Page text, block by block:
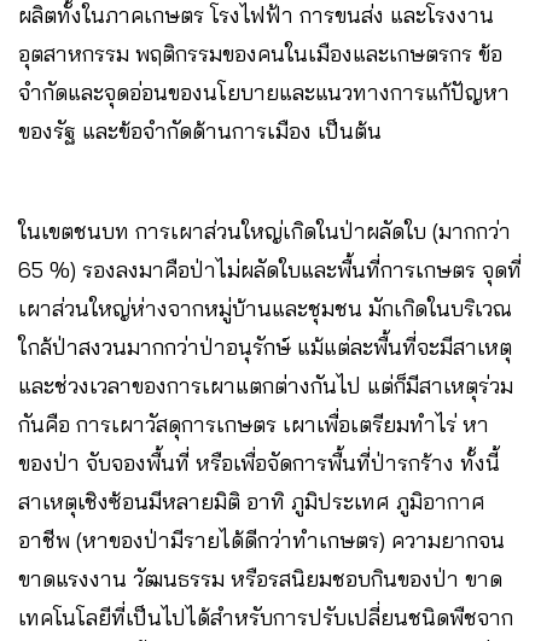
ผลิตทั้งในภาคเกษตร โรงไฟฟ้า การขนส่ง และโรงงาน
อุตสาหกรรม พฤติกรรมของคนในเมืองและเกษตรกร ข้อ
จำกัดและจุดอ่อนของนโยบายและแนวทางการแก้ปัญหา
ของรัฐ และข้อจำกัดด้านการเมือง เป็นต้น
ในเขตชนบท การเผาส่วนใหญ่เกิดในป่าผลัดใบ (มากกว่า
65 %) รองลงมาคือป่าไม่ผลัดใบและพื้นที่การเกษตร จุดที่
เผาส่วนใหญ่ห่างจากหมู่บ้านและชุมชน มักเกิดในบริเวณ
ใกล้ป่าสงวนมากกว่าป่าอนุรักษ์ แม้แต่ละพื้นที่จะมีสาเหตุ
และช่วงเวลาของการเผาแตกต่างกันไป แต่ก็มีสาเหตุร่วม
กันคือ การเผาวัสดุการเกษตร เผาเพื่อเตรียมทำไร่ หา
ของป่า จับจองพื้นที่ หรือเพื่อจัดการพื้นที่ป่ารกร้าง ทั้งนี้
สาเหตุเชิงซ้อนมีหลายมิติ อาทิ ภูมิประเทศ ภูมิอากาศ
อาชีพ (หาของป่ามีรายได้ดีกว่าทำเกษตร) ความยากจน
ขาดแรงงาน วัฒนธรรม หรือรสนิยมชอบกินของป่า ขาด
เทคโนโลยีที่เป็นไปได้สำหรับการปรับเปลี่ยนชนิดพืชจาก